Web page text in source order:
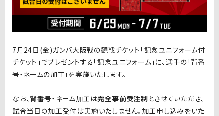
7月24日(金)ガンバ大阪戦の観戦チケット「記念ユニフォーム付
チケット」でプレゼントする「記念ユニフォーム」に、選手の「背番
号・ネームの加工」を実施いたします。
なお、背番号・ネーム加工は完全事前受注制とさせていただき、
試合当日の加工受付は実施いたしません。加工申し込みをいた